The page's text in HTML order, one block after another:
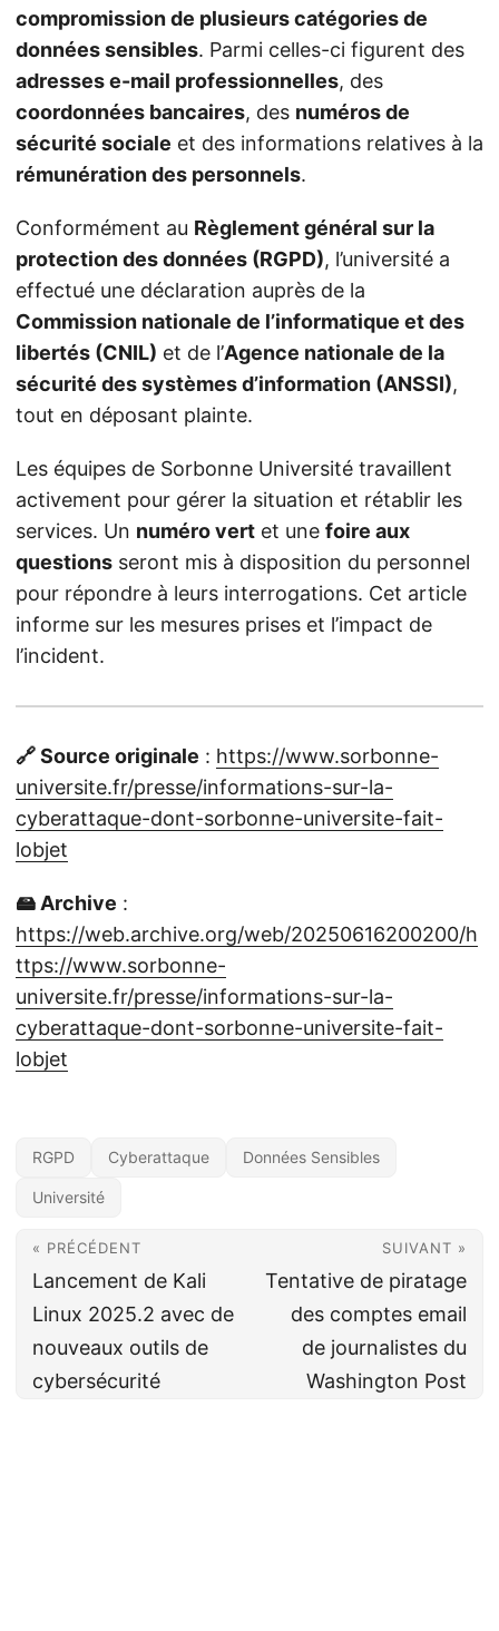
compromission de plusieurs catégories de
données sensibles. Parmi celles-ci figurent des
adresses e-mail professionnelles, des
coordonnées bancaires, des numéros de
sécurité sociale et des informations relatives à la
rémunération des personnels.
Conformément au Règlement général sur la
protection des données (RGPD), l’université a
effectué une déclaration auprès de la
Commission nationale de l’informatique et des
libertés (CNIL) et de l’Agence nationale de la
sécurité des systèmes d’information (ANSSI),
tout en déposant plainte.
Les équipes de Sorbonne Université travaillent
activement pour gérer la situation et rétablir les
services. Un numéro vert et une foire aux
questions seront mis à disposition du personnel
pour répondre à leurs interrogations. Cet article
informe sur les mesures prises et l’impact de
l’incident.
🔗 Source originale : https://www.sorbonne-
universite.fr/presse/informations-sur-la-
cyberattaque-dont-sorbonne-universite-fait-
lobjet
🖴 Archive :
https://web.archive.org/web/20250616200200/h
ttps://www.sorbonne-
universite.fr/presse/informations-sur-la-
cyberattaque-dont-sorbonne-universite-fait-
lobjet
RGPD Cyberattaque Données Sensibles
Université
« PRÉCÉDENT
Lancement de Kali
Linux 2025.2 avec de
nouveaux outils de
cybersécurité
SUIVANT »
Tentative de piratage
des comptes email
de journalistes du
Washington Post